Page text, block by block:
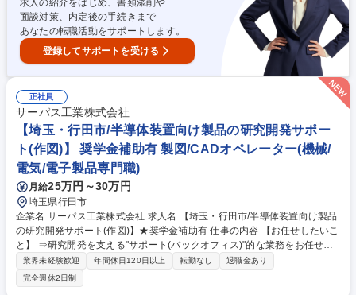
求人の紹介をはじめ、書類添削や
面談対策、内定後の手続きまで
あなたの転職活動をサポートします。
登録してサポートを受ける
正社員
サーパス工業株式会社
【埼玉・行田市/半導体装置向け製品の研究開発サポー
ト(作図)】 奨学金補助有 製図/CADオペレーター(機械/
電気/電子製品専門職)
月給25万円～30万円
埼玉県行田市
企業名 サーパス工業株式会社 求人名 【埼玉・行田市/半導体装置向け製品
の研究開発サポート(作図)】★奨学金補助有 仕事の内容 【お任せしたいこ
と】 ⇒研究開発を支える"サポート(バックオフィス)"的な業務をお任せ。
【どんな企業が取引先…?】半導体装置メーカー等。薬液コントロール技
術で貢献し、主力製品で市場を席巻。 【具体的には…】⇒メインは作図の
サポートと作業に伴う事務業務になります！（主体的な作図というよりか
業界未経験歓迎 年間休日120日以上 転勤なし
退職金あり
完全週休2日制